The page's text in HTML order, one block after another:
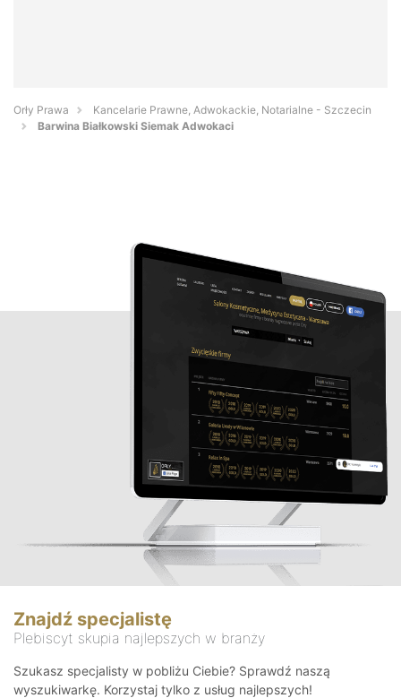
Orły Prawa
Kancelarie Prawne, Adwokackie, Notarialne - Szczecin
Barwina Białkowski Siemak Adwokaci
Znajdź specjalistę
Plebiscyt skupia najlepszych w branży
Szukasz specjalisty w pobliżu Ciebie? Sprawdź naszą
wyszukiwarkę. Korzystaj tylko z usług najlepszych!